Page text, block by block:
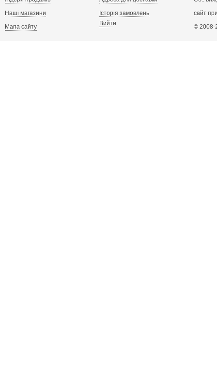
Наші магазини
Мапа сайту
Історія замовлень
Вийти
сайт
© 2008-